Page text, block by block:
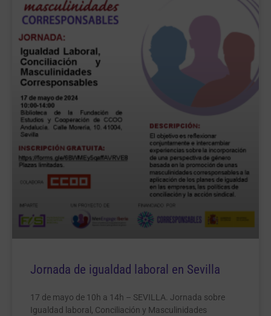
Jornada de igualdad laboral en Sevilla
17 de mayo de 10h a 14h – SEVILLA. Jornada sobre
Igualdad laboral, Conciliación y Masculinidades